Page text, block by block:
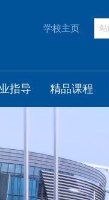
学校主页
指导 精品课程